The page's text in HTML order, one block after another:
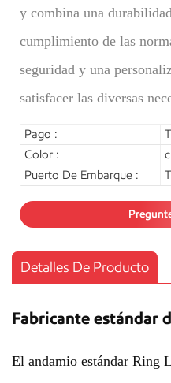
y combina una
cumplimiento de las
seguridad y una
satisfacer las diversas
Pago :
Color :
Puerto De Embarque :
Detalles De Producto
Fabricante estándar
El andamio estándar Ring